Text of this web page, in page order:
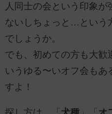
人同士の会という印象
ないしちょっと…という
でしょうか。
でも、初めての方も大歓
いうゆる〜いオフ会もあ
すよ！